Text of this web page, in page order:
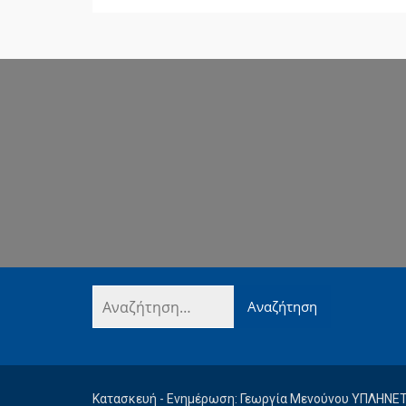
Κατασκευή - Ενημέρωση: Γεωργία Μενούνου